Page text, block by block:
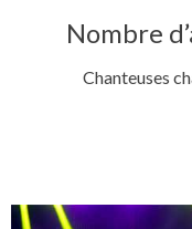
Nombre
Chanteuses